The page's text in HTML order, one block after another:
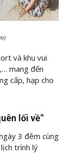
và khu vui
mang đến
cấp, hạp cho
lối về"
3 đêm cùng
trình lý